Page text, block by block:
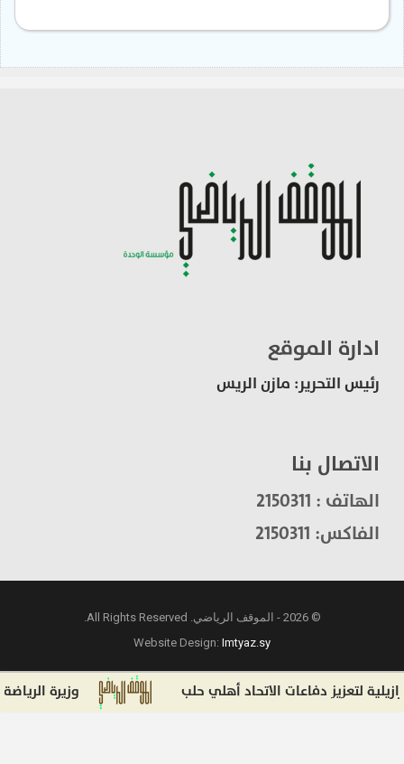
ادارة الموقع
رئيس التحرير: مازن الريس
الاتصال بنا
الهاتف : 2150311
الفاكس: 2150311
© 2026 - الموقف الرياضي. All Rights Reserved.
Website Design:Imtyaz.sy
لتعزيز دفاعات الاتحاد أهلي حلب وزيرة الرياضة